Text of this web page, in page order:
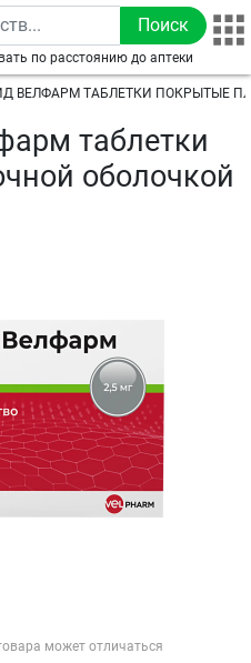
по расстоянию до аптеки
ВЕЛФАРМ ТАБЛЕТКИ ПОКРЫТЫЕ
таблетки
оболочкой
может отличаться